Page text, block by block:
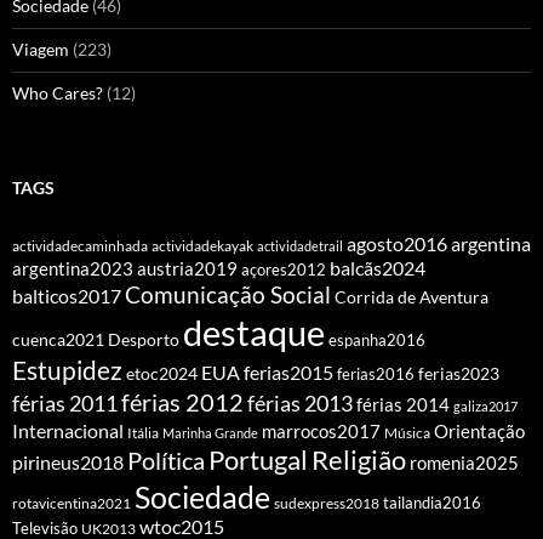
Sociedade (46)
Viagem (223)
Who Cares? (12)
TAGS
actividadecaminhada actividadekayak actividadetrail agosto2016argentina
argentina2023 austria2019 açores2012 balcãs2024
balticos2017Comunicação Social Corrida de Aventura
cuenca2021 Desporto destaque espanha2016
Estupidez etoc2024 EUAferias2015ferias2016 ferias2023
férias 2011férias 2012férias 2013férias 2014 galiza2017
Internacional Itália Marinha Grande marrocos2017 Música Orientação
pirineus2018 Política Portugal Religião romenia2025
rotavicentina2021 Sociedade sudexpress2018 tailandia2016
Televisão UK2013 wtoc2015